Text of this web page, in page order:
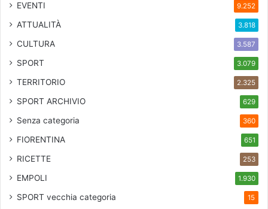
EVENTI 9.252
ATTUALITÀ 3.818
CULTURA 3.587
SPORT 3.079
TERRITORIO 2.325
SPORT ARCHIVIO 629
Senza categoria 360
FIORENTINA 651
RICETTE 253
EMPOLI 1.930
SPORT vecchia categoria 15